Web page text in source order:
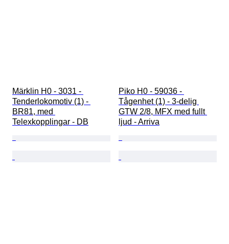
Märklin H0 - 3031 -
Tenderlokomotiv (1) -
BR81, med
Telexkopplingar - DB
Piko H0 - 59036 -
Tågenhet (1) - 3-delig
GTW 2/8, MFX med fullt
ljud - Arriva